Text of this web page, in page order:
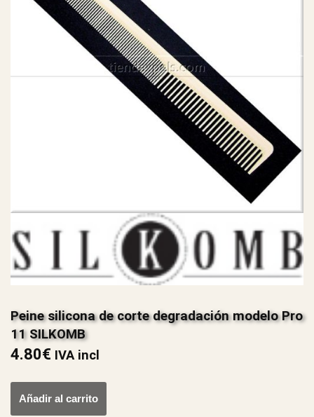
Peine silicona de corte degradación modelo Pro
11 SILKOMB
4.80€ IVA incl
Añadir al carrito